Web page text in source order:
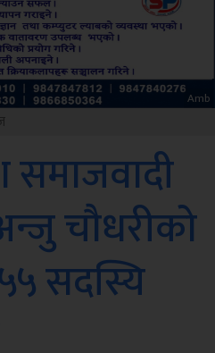
ksbus
समाजवादी
चौधरीको
सदस्यि